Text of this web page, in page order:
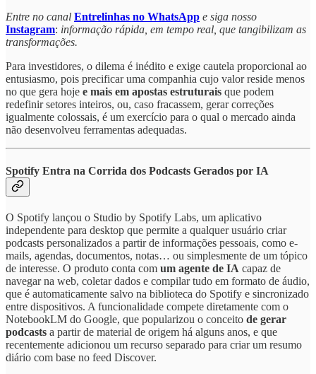
Entre no canal Entrelinhas no WhatsApp e siga nosso
Instagram: informação rápida, em tempo real, que tangibilizam as
transformações.
Para investidores, o dilema é inédito e exige cautela proporcional ao
entusiasmo, pois precificar uma companhia cujo valor reside menos
no que gera hoje e mais em apostas estruturais que podem
redefinir setores inteiros, ou, caso fracassem, gerar correções
igualmente colossais, é um exercício para o qual o mercado ainda
não desenvolveu ferramentas adequadas.
Spotify Entra na Corrida dos Podcasts Gerados por IA
O Spotify lançou o Studio by Spotify Labs, um aplicativo
independente para desktop que permite a qualquer usuário criar
podcasts personalizados a partir de informações pessoais, como e-
mails, agendas, documentos, notas… ou simplesmente de um tópico
de interesse. O produto conta com um agente de IA capaz de
navegar na web, coletar dados e compilar tudo em formato de áudio,
que é automaticamente salvo na biblioteca do Spotify e sincronizado
entre dispositivos. A funcionalidade compete diretamente com o
NotebookLM do Google, que popularizou o conceito de gerar
podcasts a partir de material de origem há alguns anos, e que
recentemente adicionou um recurso separado para criar um resumo
diário com base no feed Discover.